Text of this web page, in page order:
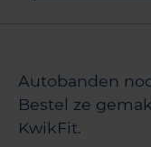
Autobanden
Bestel ze
KwikFit.